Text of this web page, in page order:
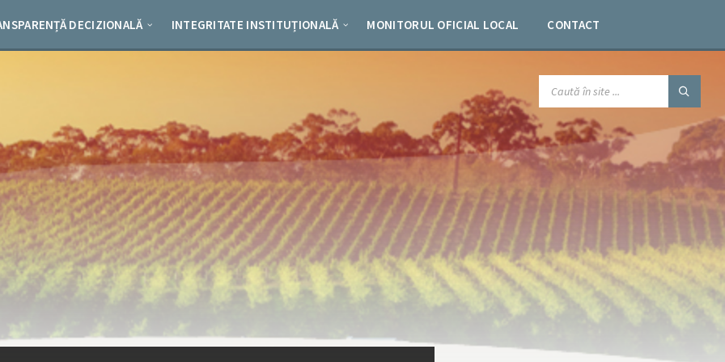
DECIZIONALĂ INTEGRITATE INSTITUȚIONALĂ MONITORUL OFICIAL LOCAL CONTACT